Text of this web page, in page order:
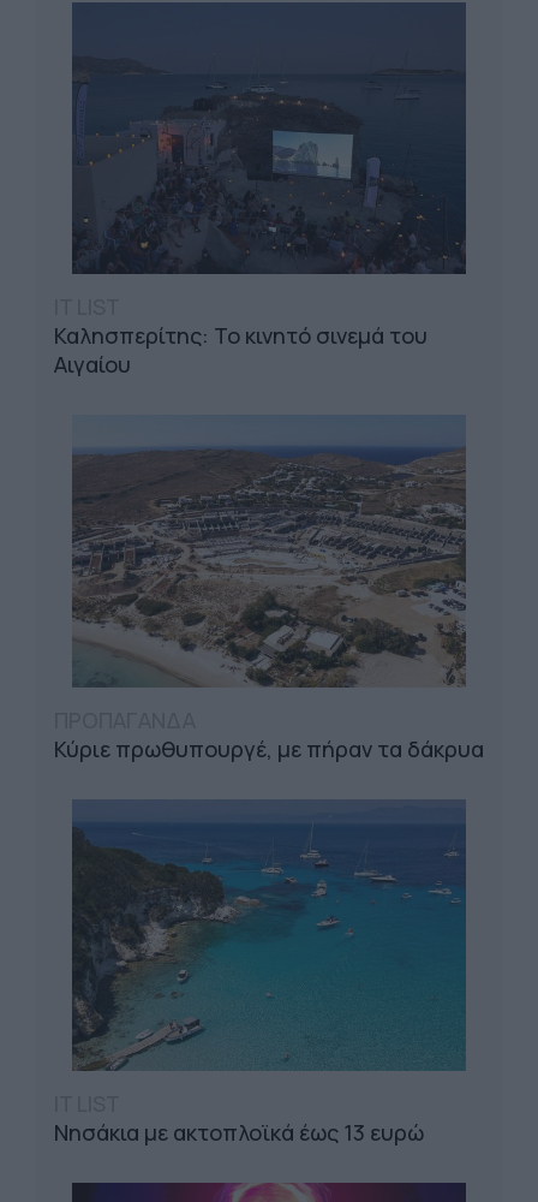
Καλησπερίτης: Το κινητό σινεμά του
Αιγαίου
Κύριε πρωθυπουργέ, με πήραν τα δάκρυα
Νησάκια με ακτοπλοϊκά έως 13 ευρώ